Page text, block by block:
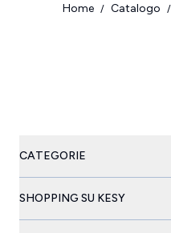
Home / Catalogo /
CATEGORIE
SHOPPING SU KESY